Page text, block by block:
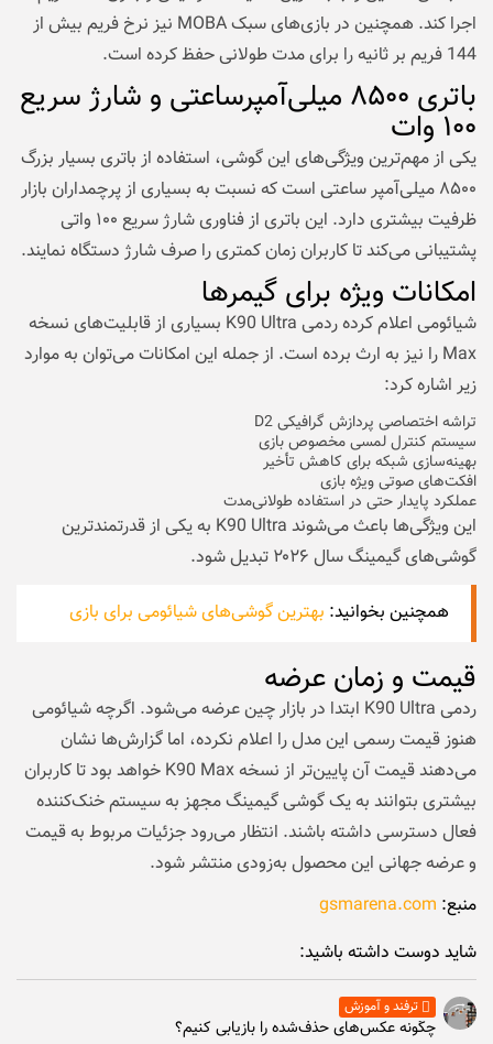
اجرا کند. همچنین در بازی‌های سبک MOBA نیز نرخ فریم بیش از
144 فریم بر ثانیه را برای مدت طولانی حفظ کرده است.
باتری ۸۵۰۰ میلی‌آمپرساعتی و شارژ سریع
۱۰۰ وات
یکی از مهم‌ترین ویژگی‌های این گوشی، استفاده از باتری بسیار بزرگ
۸۵۰۰ میلی‌آمپر ساعتی است که نسبت به بسیاری از پرچمداران بازار
ظرفیت بیشتری دارد. این باتری از فناوری شارژ سریع ۱۰۰ واتی
پشتیبانی می‌کند تا کاربران زمان کمتری را صرف شارژ دستگاه نمایند.
امکانات ویژه برای گیمرها
شیائومی اعلام کرده ردمی K90 Ultra بسیاری از قابلیت‌های نسخه
Max را نیز به ارث برده است. از جمله این امکانات می‌توان به موارد
زیر اشاره کرد:
تراشه اختصاصی پردازش گرافیکی D2
سیستم کنترل لمسی مخصوص بازی
بهینه‌سازی شبکه برای کاهش تأخیر
افکت‌های صوتی ویژه بازی
عملکرد پایدار حتی در استفاده طولانی‌مدت
این ویژگی‌ها باعث می‌شوند K90 Ultra به یکی از قدرتمندترین
گوشی‌های گیمینگ سال ۲۰۲۶ تبدیل شود.
همچنین بخوانید: بهترین گوشی‌های شیائومی برای بازی
قیمت و زمان عرضه
ردمی K90 Ultra ابتدا در بازار چین عرضه می‌شود. اگرچه شیائومی
هنوز قیمت رسمی این مدل را اعلام نکرده، اما گزارش‌ها نشان
می‌دهند قیمت آن پایین‌تر از نسخه K90 Max خواهد بود تا کاربران
بیشتری بتوانند به یک گوشی گیمینگ مجهز به سیستم خنک‌کننده
فعال دسترسی داشته باشند. انتظار می‌رود جزئیات مربوط به قیمت
و عرضه جهانی این محصول به‌زودی منتشر شود.
منبع: gsmarena.com
شاید دوست داشته باشید:
ترفند و آموزش
چگونه عکس‌های حذف‌شده را بازیابی کنیم؟